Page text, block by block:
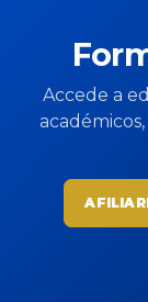
Accede a